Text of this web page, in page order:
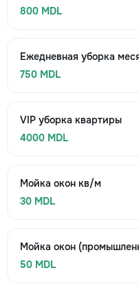
800 MDL
Ежедневная уборка
750 MDL
VIP уборка квартиры
4000 MDL
Мойка окон кв/м
30 MDL
Мойка окон
50 MDL